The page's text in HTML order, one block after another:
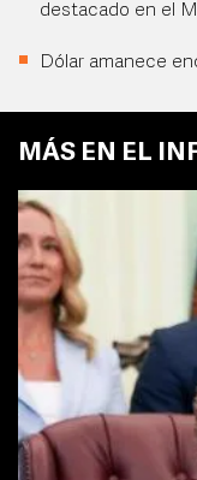
destacado en el
Dólar amanece
MÁS EN EL